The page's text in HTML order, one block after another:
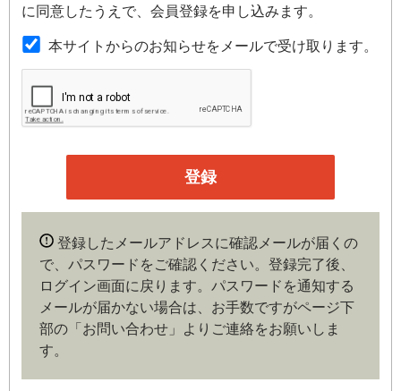
本規約は本サイトが提供するサービスについて規定したも
のです。
第３条（会員）
本サイトの会員は、機関投資家や金融機関の役職員、事業
企業や官公庁、研究機関などの役職員、もしくは専門家の
いずれかに該当していることを条件とし、登録の申し込み
を行うには、当社が入会を承諾した時点で、本会員規約の
の内容がある場合や本規約に違反するおそれがある場合に
は、当社は会員登録を拒否もしくは抹消することができま
す。
第４条（ユーザー名とパスワードの管理）
ユーザー名およびパスワードの利用、管理は会員の自己責
任において行うものとします。会員は、ユーザー名および
に同意したうえで、会員登録を申し込みます。
本サイトからのお知らせをメールで受け取ります。
登録したメールアドレスに確認メールが届くの
で、パスワードをご確認ください。登録完了後、
ログイン画面に戻ります。パスワードを通知する
メールが届かない場合は、お手数ですがページ下
部の「お問い合わせ」よりご連絡をお願いしま
す。